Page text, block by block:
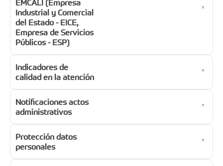
EMCALI (Empresa
Industrial y Comercial
del Estado - EICE,
Empresa de Servicios
Públicos - ESP)
Indicadores de
calidad en la atención
Notificaciones actos
administrativos
Protección datos
personales